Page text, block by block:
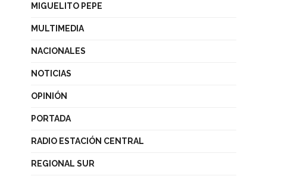
MIGUELITO PEPE
MULTIMEDIA
NACIONALES
NOTICIAS
OPINIÓN
PORTADA
RADIO ESTACIÓN CENTRAL
REGIONAL SUR